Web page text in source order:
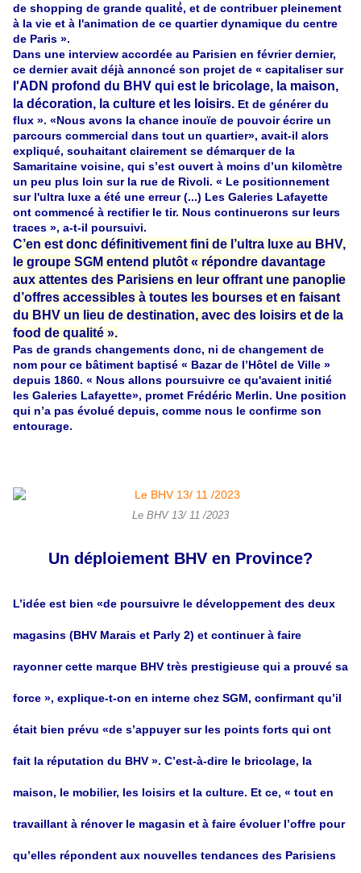
de shopping de grande qualité́, et de contribuer pleinement
à la vie et à l'animation de ce quartier dynamique du centre
de Paris ».
Dans une interview accordée au Parisien en février dernier,
ce dernier avait déjà annoncé son projet de « capitaliser sur
l'ADN profond du BHV qui est le bricolage, la maison,
la décoration, la culture et les loisirs. Et de générer du
flux ». «Nous avons la chance inouïe de pouvoir écrire un
parcours commercial dans tout un quartier», avait-il alors
expliqué, souhaitant clairement se démarquer de la
Samaritaine voisine, qui s’est ouvert à moins d’un kilomètre
un peu plus loin sur la rue de Rivoli. « Le positionnement
sur l'ultra luxe a été une erreur (...) Les Galeries Lafayette
ont commencé à rectifier le tir. Nous continuerons sur leurs
traces », a-t-il poursuivi.
C’en est donc définitivement fini de l’ultra luxe au BHV,
le groupe SGM entend plutôt « répondre davantage
aux attentes des Parisiens en leur offrant une panoplie
d’offres accessibles à toutes les bourses et en faisant
du BHV un lieu de destination, avec des loisirs et de la
food de qualité ».
Pas de grands changements donc, ni de changement de
nom pour ce bâtiment baptisé « Bazar de l’Hôtel de Ville »
depuis 1860. « Nous allons poursuivre ce qu'avaient initié
les Galeries Lafayette», promet Frédéric Merlin. Une position
qui n’a pas évolué depuis, comme nous le confirme son
entourage.
Le BHV 13/ 11 /2023
Un déploiement BHV en Province?
L’idée est bien «de poursuivre le développement des deux
magasins (BHV Marais et Parly 2) et continuer à faire
rayonner cette marque BHV très prestigieuse qui a prouvé sa
force », explique-t-on en interne chez SGM, confirmant qu’il
était bien prévu «de s’appuyer sur les points forts qui ont
fait la réputation du BHV ». C’est-à-dire le bricolage, la
maison, le mobilier, les loisirs et la culture. Et ce, « tout en
travaillant à rénover le magasin et à faire évoluer l’offre pour
qu’elles répondent aux nouvelles tendances des Parisiens